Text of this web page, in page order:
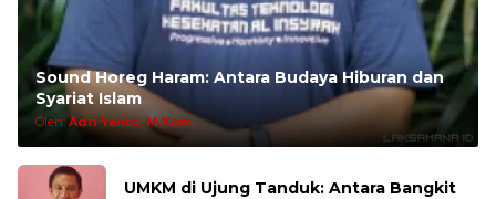
Sound Horeg Haram: Antara Budaya Hiburan dan
Syariat Islam
Oleh:Adri Yanto, M.Kom
UMKM di Ujung Tanduk: Antara Bangkit